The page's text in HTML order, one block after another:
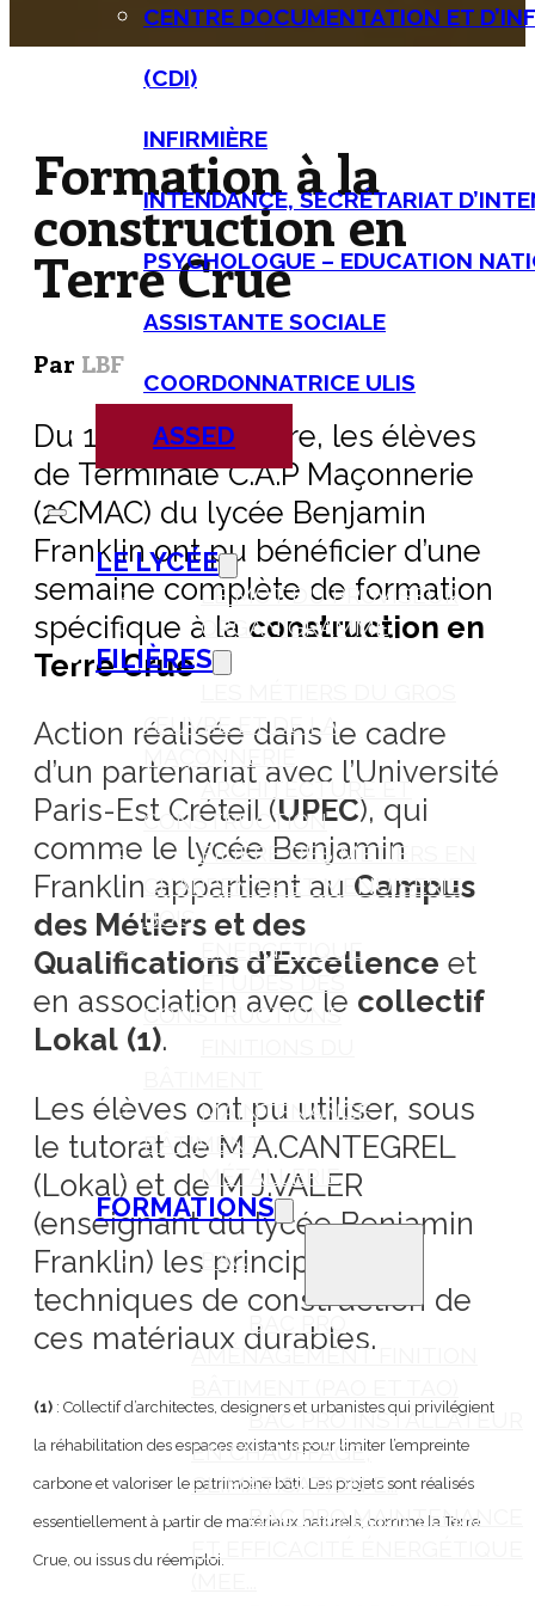
CENTRE DOCUMENTATION ET
(CDI)
INFIRMIÈRE
INTENDANCE, SECRÉTARIAT
PSYCHOLOGUE – EDUCATION
ASSISTANTE SOCIALE
COORDONNATRICE ULIS
ASSED
LE LYCÉE
LE MOT DU PROVISEUR
ORGANIGRAMME
FILIÈRES
ŒUVRE ET DE LA
MAÇONNERIE
ARCHITECTURE ET
CONSTRUCTION
FILIÈRE DES MÉTIERS EN
CHARPENTE ET MENUISERIE
BOIS
ENERGÉTIQUE
ETUDES DES
CONSTRUCTIONS
MAINTENANCE
BÂTIMENT
MÉTALLERIE
FORMATIONS
BAC
BAC PRO
AMÉNAGEMENT FINITION
BAC PRO INSTALLATEUR
EN CHAUFFAGE,
CLIMATISATION E...
BAC PRO MAINTENANCE
ET EFFICACITÉ ÉNERGÉTIQUE
Formation à la
construction en
Terre Crue
Par LBF
Du 13 au 17 octobre, les élèves
de Terminale C.A.P Maçonnerie
(2CMAC) du lycée Benjamin
Franklin ont pu bénéficier d’une
semaine complète de formation
spécifique à la construction en
Terre Crue
Action réalisée dans le cadre
d’un partenariat avec l’Université
Paris-Est Créteil (UPEC), qui
comme le lycée Benjamin
Franklin appartient au Campus
des Métiers et des
Qualifications d’Excellence et
en association avec le collectif
Lokal (1).
Les élèves ont pu utiliser, sous
le tutorat de M A.CANTEGREL
(Lokal) et de M J.VALER
(enseignant du lycée Benjamin
Franklin) les principales
techniques de construction de
ces matériaux durables.
(1) : Collectif d’architectes, designers et urbanistes qui privilégient
la réhabilitation des espaces existants pour limiter l’empreinte
carbone et valoriser le patrimoine bâti. Les projets sont réalisés
essentiellement à partir de matériaux naturels, comme la Terre
Crue, ou issus du réemploi.